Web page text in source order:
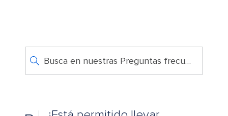
Busca en nuestras Preguntas frecuentes